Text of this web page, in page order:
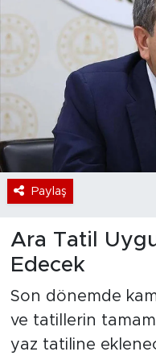
Paylaş
Ara Tatil
Edecek
Son dönemde
ve tatillerin
yaz tatiline
Dünya
Sektör